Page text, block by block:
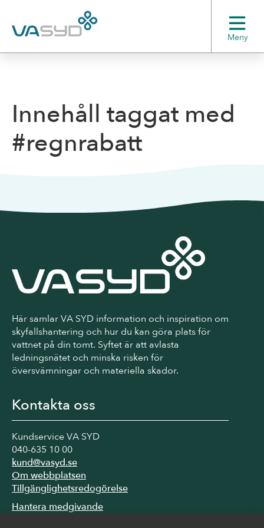
Meny
Innehåll taggat med
#regnrabatt
Kontakta oss
Här samlar VA SYD information och inspiration om
skyfallshantering och hur du kan göra plats för
vattnet på din tomt. Syftet är att avlasta
ledningsnätet och minska risken för
översvämningar och materiella skador.
Kundservice VA SYD
040-635 10 00
kund@vasyd.se
Om webbplatsen
Tillgänglighetsredogörelse
Hantera medgivande